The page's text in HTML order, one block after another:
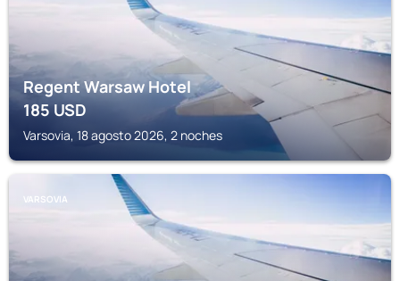
Regent Warsaw Hotel
185USD
Varsovia, 18 agosto 2026, 2 noches
VARSOVIA